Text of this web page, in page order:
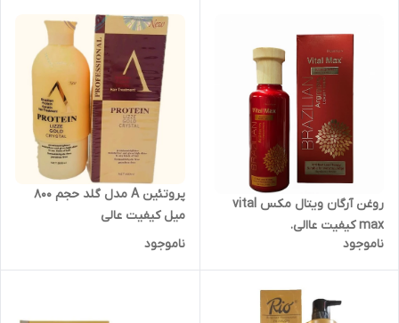
روغن آرگان ویتال مکس vital
max کیفیت عاالی.
ناموجود
پروتئین A مدل گلد حجم 800
میل کیفیت عالی
ناموجود